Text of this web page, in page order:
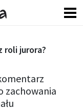
zachowania
roli jurora?